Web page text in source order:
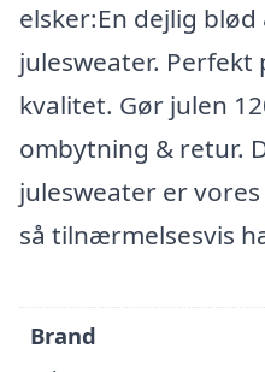
elsker:En dejlig
julesweater. Perfekt
kvalitet. Gør julen
ombytning & retur.
julesweater er
så tilnærmelsesvis
Brand